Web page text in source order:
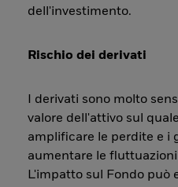
dell'investimento.
Rischio dei derivati
I derivati sono molto
valore dell'attivo sul
amplificare le perdite e i
aumentare le
L'impatto sul Fondo può